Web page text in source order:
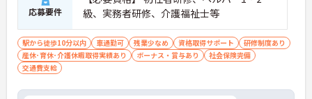
応募要件
級、実務者研修、介護福祉士等
駅から徒歩10分以内 車通勤可 残業少なめ 資格取得サポート
研修制度あり
産休･育休･介護休暇取得実績あり
ボーナス・賞与あり
社会保険完備
交通費支給